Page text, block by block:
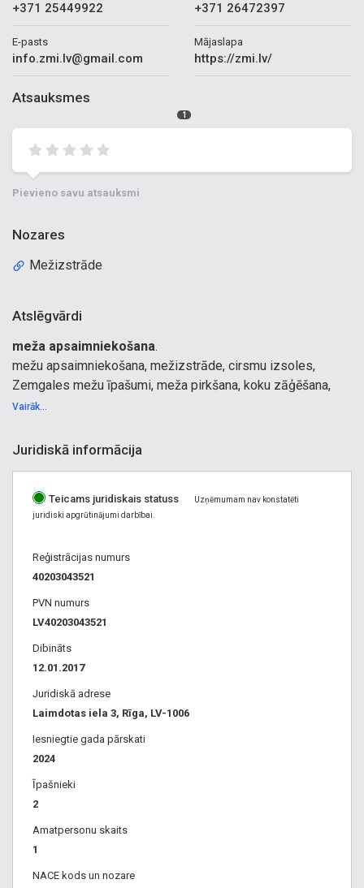
+371 25449922
E-pasts
info.zmi.lv@gmail.com
+371 26472397
Mājaslapa
https://zmi.lv/
Atsauksmes
1
Pievieno savu atsauksmi
Nozares
Mežizstrāde
Atslēgvārdi
meža apsaimniekošana.
mežu apsaimniekošana, mežizstrāde, cirsmu izsoles,
Zemgales mežu īpašumi, meža pirkšana, koku zāģēšana,
jaunaudžu kopšana, meža atjaunošana, harvestera
meža apsaimniekošana Teika
Vairāk...
Juridiskā informācija
Teicams juridiskais statuss
Uzņēmumam nav konstatēti
juridiski apgrūtinājumi darbībai.
Reģistrācijas numurs
40203043521
PVN numurs
LV40203043521
Dibināts
12.01.2017
Juridiskā adrese
Laimdotas iela 3, Rīga, LV-1006
Iesniegtie gada pārskati
2024
Īpašnieki
2
Amatpersonu skaits
1
NACE kods un nozare